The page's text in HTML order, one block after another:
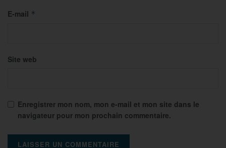
E-mail *
Site web
Enregistrer mon nom, mon e-mail et mon site dans le
navigateur pour mon prochain commentaire.